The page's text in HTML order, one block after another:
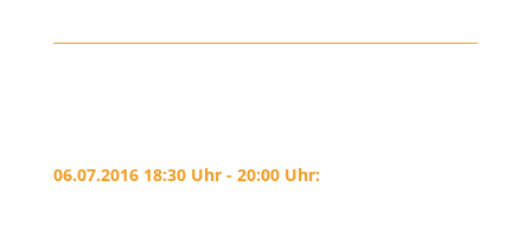
06.07.2016 18:30 Uhr - 20:00 Uhr: